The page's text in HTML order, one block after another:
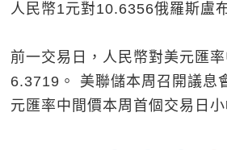
人民幣1元對10.6356俄羅斯盧
前一交易日，人民幣對美元匯
6.3719。 美聯儲本周召開議息
元匯率中間價本周首個交易日小